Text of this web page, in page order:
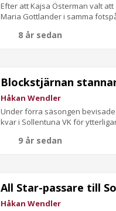
Efter att Kajsa Österman valt
Maria Gottlander i samma
8 år sedan
Blockstjärnan
Håkan Wendler
Under förra säsongen
kvar i Sollentuna VK för
9 år sedan
All Star-passare till
Håkan Wendler